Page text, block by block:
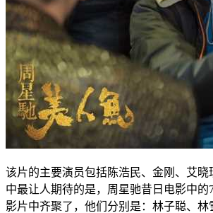
该片的主要演员包括陈浩民、金刚、艾晓
中最让人期待的是，周星驰昔日电影中的
影片中齐聚了，他们分别是：林子聪、林